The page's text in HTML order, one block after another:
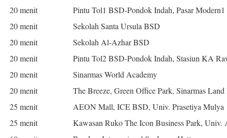
20 menit
Pintu Tol1 BSD-Pondok Indah, Pasar
20 menit
Sekolah Santa Ursula BSD
20 menit
Sekolah Al-Azhar BSD
20 menit
Pintu Tol2 BSD-Pondok Indah, Stasiun KA
20 menit
Sinarmas World Academy
20 menit
The Breeze, Green Office Park, Sinarmas
25 menit
AEON Mall, ICE BSD, Univ. Prasetiya Mulya
25 menit
Kawasan Ruko The Icon Business Park, Univ.